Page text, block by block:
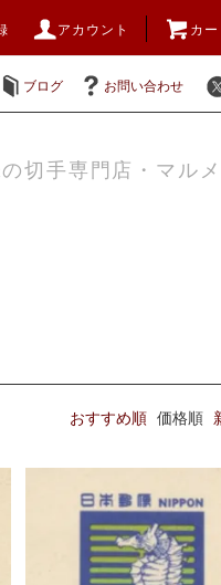
アカウント カ
ブログ お問い合わせ
切手専門店・マルメ
おすすめ順 価格順